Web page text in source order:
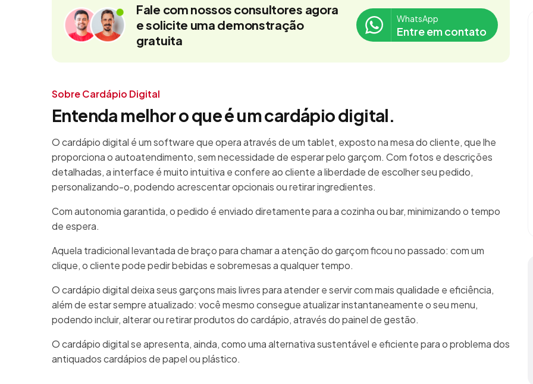
Fale com nossos consultores agora
e solicite uma demonstração
gratuita
WhatsApp
Entre em contato
Sobre Cardápio Digital
Entenda melhor o que é um cardápio digital.
O cardápio digital é um software que opera através de um tablet, exposto na mesa do cliente, que lhe
proporciona o autoatendimento, sem necessidade de esperar pelo garçom. Com fotos e descrições
detalhadas, a interface é muito intuitiva e confere ao cliente a liberdade de escolher seu pedido,
personalizando-o, podendo acrescentar opcionais ou retirar ingredientes.
Com autonomia garantida, o pedido é enviado diretamente para a cozinha ou bar, minimizando o tempo
de espera.
Aquela tradicional levantada de braço para chamar a atenção do garçom ficou no passado: com um
clique, o cliente pode pedir bebidas e sobremesas a qualquer tempo.
O cardápio digital deixa seus garçons mais livres para atender e servir com mais qualidade e eficiência,
além de estar sempre atualizado: você mesmo consegue atualizar instantaneamente o seu menu,
podendo incluir, alterar ou retirar produtos do cardápio, através do painel de gestão.
O cardápio digital se apresenta, ainda, como uma alternativa sustentável e eficiente para o problema dos
antiquados cardápios de papel ou plástico.